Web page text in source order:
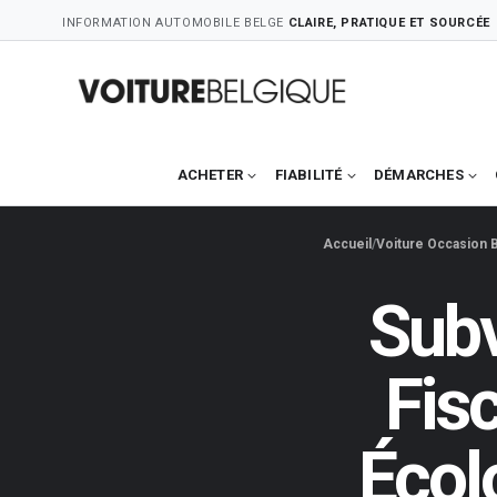
to
INFORMATION AUTOMOBILE BELGE CLAIRE, PRATIQUE ET SOURCÉE
ACHETER FIABILITÉ DÉMARCHES
Accueil Voiture Occasion